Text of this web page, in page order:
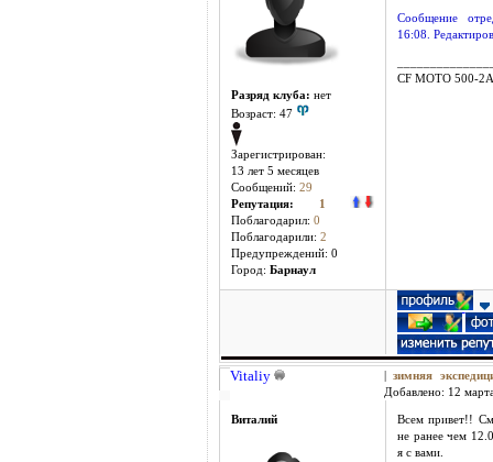
Разряд клуба: нет
Возраст: 47
Зарегистрирован:
13 лет 5 месяцев
Сообщений: 29
Репутация:
1
Поблагодарил: 0
Поблагодарили: 2
Предупреждений: 0
Город: Барнаул
Сообщение
16:08.
CF MOTO 500-2A
Vitaliy |зимняя
Добавлено: 12
Виталий
Всем привет!!
не ранее чем
я с вами.